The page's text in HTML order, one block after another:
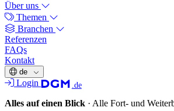
Über uns
Themen
Branchen
Referenzen
FAQs
Kontakt
de
Login .de
Alles auf einen Blick · Alle Fort- und